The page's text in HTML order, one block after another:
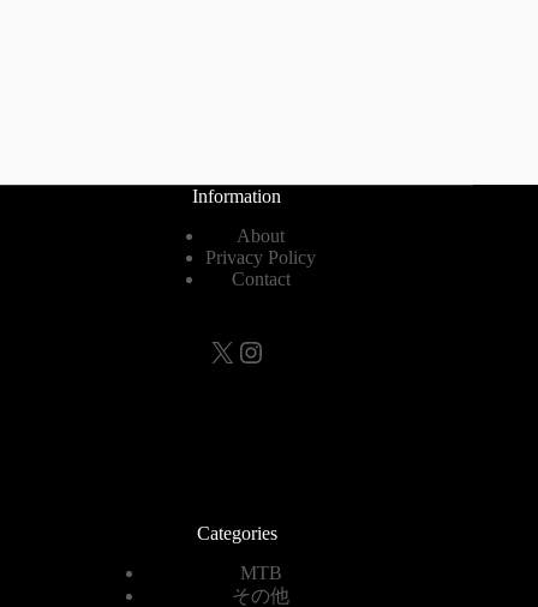
Information
About
Privacy Policy
Contact
X Instagram
Categories
MTB
その他